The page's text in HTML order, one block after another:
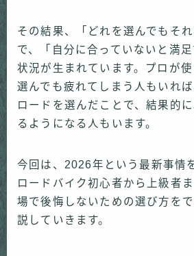
その結果、「どれを選んでもそ
で、「自分に合っていないと満
状況が生まれています。プロが
選んでも疲れてしまう人もいれ
ロードを選んだことで、結果的
るようになる人もいます。
今回は、2026年という最新事情
ロードバイク初心者から上級者
場で後悔しないための選び方を
説していきます。